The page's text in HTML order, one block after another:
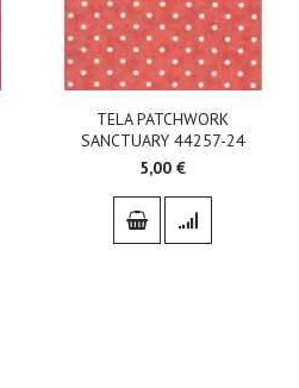
TELA PATCHWORK
SANCTUARY 44257-24
5,00 €